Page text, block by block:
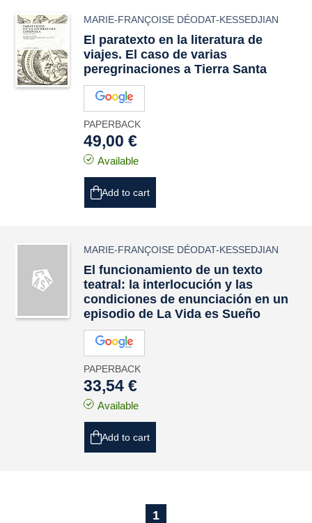
MARIE-FRANÇOISE DÉODAT-KESSEDJIAN
El paratexto en la literatura de
viajes. El caso de varias
peregrinaciones a Tierra Santa
PAPERBACK
49,00 €
Available
Add to cart
MARIE-FRANÇOISE DÉODAT-KESSEDJIAN
El funcionamiento de un texto
teatral: la interlocución y las
condiciones de enunciación en un
episodio de La Vida es Sueño
PAPERBACK
33,54 €
Available
Add to cart
1